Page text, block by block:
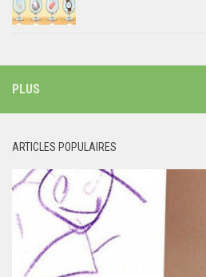
PLUS
ARTICLES POPULAIRES